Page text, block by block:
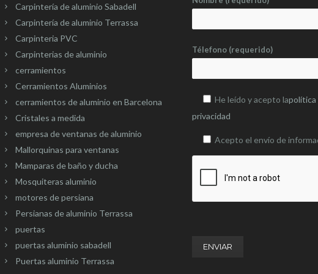
Carpintería de aluminio Sabadell
Carpintería de aluminio Terrassa
Carpinteria PVC
Carpinterias de aluminio
cerramientos
Cerramientos Aluminios
cerramientos de aluminio en Barcelona
Cristales a medida
empresa de ventanas de aluminio
Mallorquinas para ventanas
Mamparas de baño y ducha
Mosquiteras aluminio
motores de persiana
Persianas de aluminio Terrassa
puertas
puertas aluminio sabadell
Puertas aluminio Terrassa
Télefono (requerido)
He leído y acepto lapolítica
privacidad
Acepto el envío de